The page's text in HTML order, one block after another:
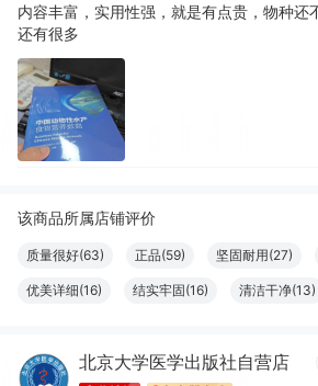
内容丰富，实用性强，就是有点贵，物种还
还有很多
该商品所属店铺评价
质量很好(63) 正品(59) 坚固耐用(27)
优美详细(16) 结实牢固(16) 清洁干净(13)
物流很快(8) 大小合适(8) 触感良好(8)
北京大学医学出版社自营店